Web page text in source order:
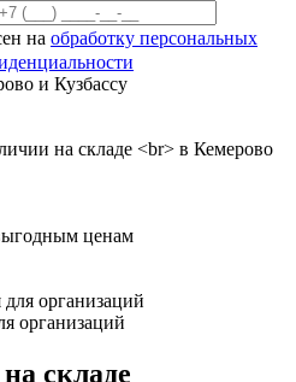
на обработку персональных
организаций
складе